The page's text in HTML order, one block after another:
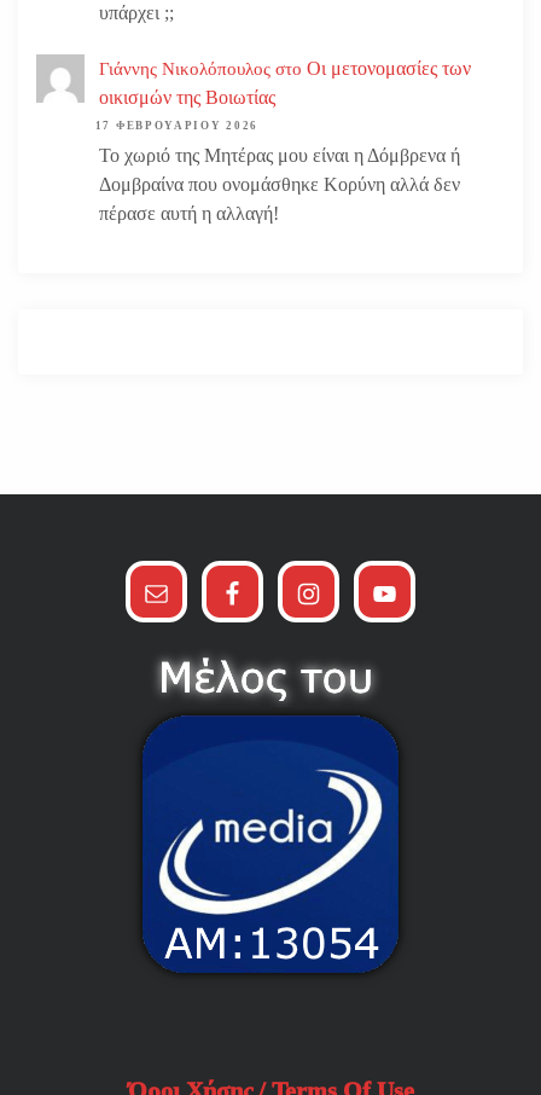
υπάρχει ;;
Γιάννης Νικολόπουλος στο Οι μετονομασίες των
οικισμών της Βοιωτίας
17 ΦΕΒΡΟΥΑΡΊΟΥ 2026
Το χωριό της Μητέρας μου είναι η Δόμβρενα ή
Δομβραίνα που ονομάσθηκε Κορύνη αλλά δεν
πέρασε αυτή η αλλαγή!